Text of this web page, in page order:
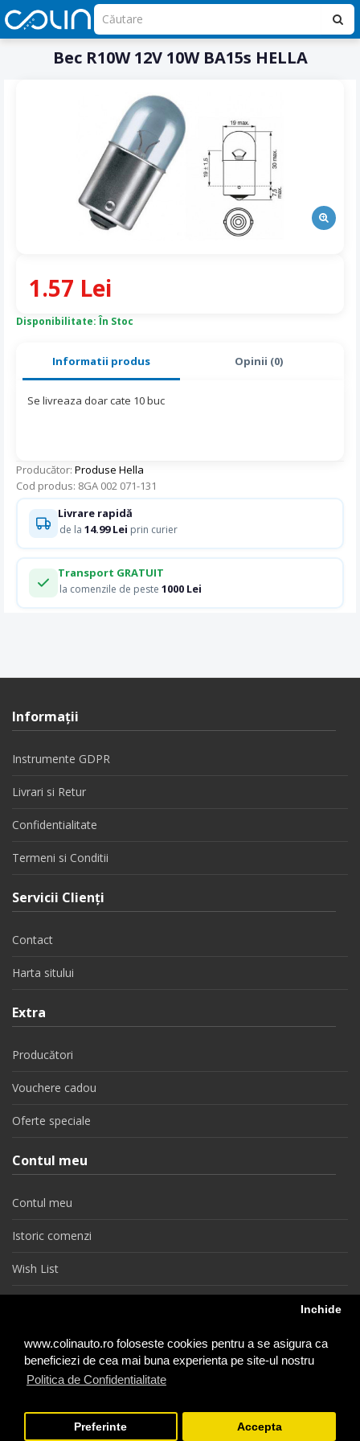
www.colinauto.ro foloseste cookies pentru a se asigura ca
beneficiezi de cea mai buna experienta pe site-ul nostru
Politica de Confidentialitate
Inchide
Preferinte Accepta
Bec R10W 12V 10W BA15s HELLA
Informatii produs Opinii (0)
Se livreaza doar cate 10 buc
Producător: Produse Hella
Cod produs: 8GA 002 071-131
Disponibilitate: În Stoc
1.57 Lei
Livrare rapidă
de la 14.99 Lei prin curier
Transport GRATUIT
la comenzile de peste 1000 Lei
Informaţii
Instrumente GDPR
Livrari si Retur
Confidentialitate
Termeni si Conditii
Servicii Clienţi
Contact
Harta sitului
Extra
Producători
Vouchere cadou
Oferte speciale
Contul meu
Contul meu
Istoric comenzi
Wish List